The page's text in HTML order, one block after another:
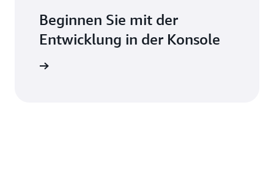
Beginnen Sie mit der
Entwicklung in der Konsole